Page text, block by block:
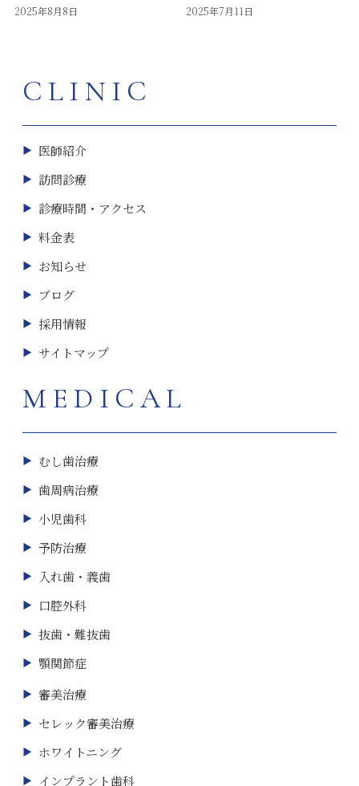
2025年8月8日 2025年7月11日
CLINIC
医師紹介
訪問診療
診療時間・アクセス
料金表
お知らせ
ブログ
採用情報
サイトマップ
MEDICAL
むし歯治療
歯周病治療
小児歯科
予防治療
入れ歯・義歯
口腔外科
抜歯・難抜歯
顎関節症
審美治療
セレック審美治療
ホワイトニング
インプラント歯科